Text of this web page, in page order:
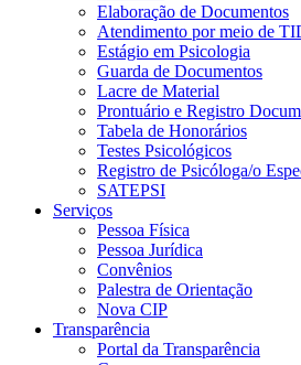
Elaboração de Documentos
Atendimento por meio de
Estágio em Psicologia
Guarda de Documentos
Lacre de Material
Prontuário e Registro
Tabela de Honorários
Testes Psicológicos
Registro de Psicóloga/o
SATEPSI
Serviços
Pessoa Física
Pessoa Jurídica
Convênios
Palestra de Orientação
Nova CIP
Transparência
Portal da Transparência